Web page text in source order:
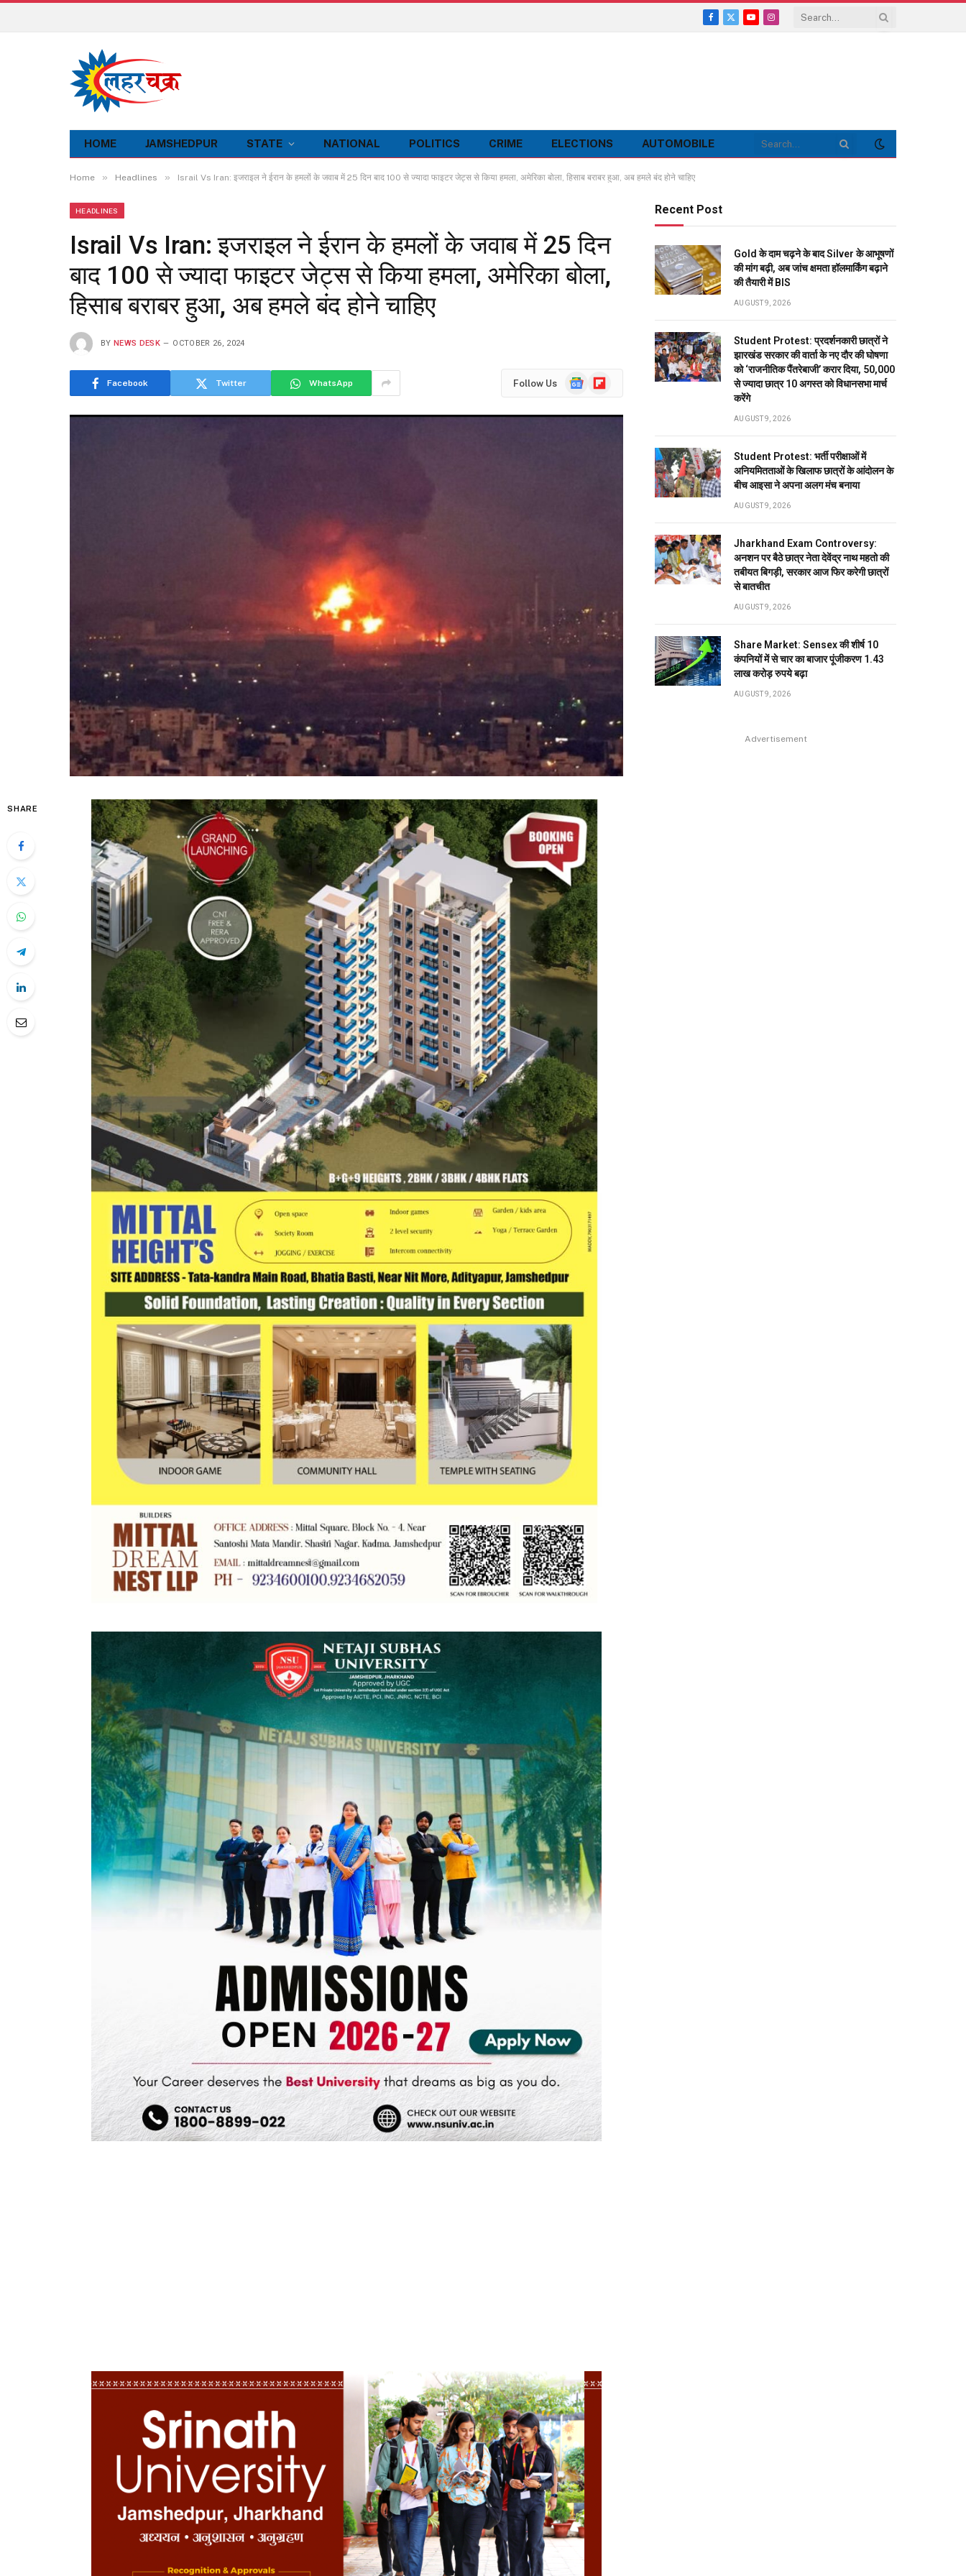
Facebook
X
YouTubeInstagram
HOME JAMSHEDPUR STATE NATIONAL POLITICS CRIME ELECTIONS AUTOMOBILE
Home » Headlines » Israil Vs Iran: इजराइल ने ईरान के हमलों के जवाब में 25 दिन बाद 100 से ज्यादा फाइटर जेट्स से किया हमला, अमेरिका बोला, हिसाब बराबर हुआ, अब हमले बंद होने चाहिए
HEADLINES
Israil Vs Iran: इजराइल ने ईरान के हमलों के जवाब में 25 दिन
बाद 100 से ज्यादा फाइटर जेट्स से किया हमला, अमेरिका बोला,
हिसाब बराबर हुआ, अब हमले बंद होने चाहिए
BY NEWS DESK OCTOBER 26, 2024
Facebook Twitter WhatsApp Follow Us
GoogleFlipboard
SHARE
Recent Post
Gold के दाम चढ़ने के बाद Silver के आभूषणों
की मांग बढ़ी, अब जांच क्षमता हॉलमार्किंग बढ़ाने
की तैयारी में BIS
AUGUST 9, 2026
Student Protest: प्रदर्शनकारी छात्रों ने
झारखंड सरकार की वार्ता के नए दौर की घोषणा
को ‘राजनीतिक पैंतरेबाजी’ करार दिया, 50,000
से ज्यादा छात्र 10 अगस्त को विधानसभा मार्च
करेंगे
AUGUST 9, 2026
Student Protest: भर्ती परीक्षाओं में
अनियमितताओं के खिलाफ छात्रों के आंदोलन के
बीच आइसा ने अपना अलग मंच बनाया
AUGUST 9, 2026
Jharkhand Exam Controversy:
अनशन पर बैठे छात्र नेता देवेंद्र नाथ महतो की
तबीयत बिगड़ी, सरकार आज फिर करेगी छात्रों
से बातचीत
AUGUST 9, 2026
Share Market: Sensex की शीर्ष 10
कंपनियों में से चार का बाजार पूंजीकरण 1.43
लाख करोड़ रुपये बढ़ा
AUGUST 9, 2026
Advertisement